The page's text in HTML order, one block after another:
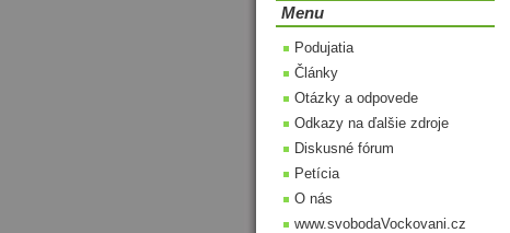
Menu
Podujatia
Články
Otázky a odpovede
Odkazy na ďalšie zdroje
Diskusné fórum
Petícia
O nás
www.svobodaVockovani.cz